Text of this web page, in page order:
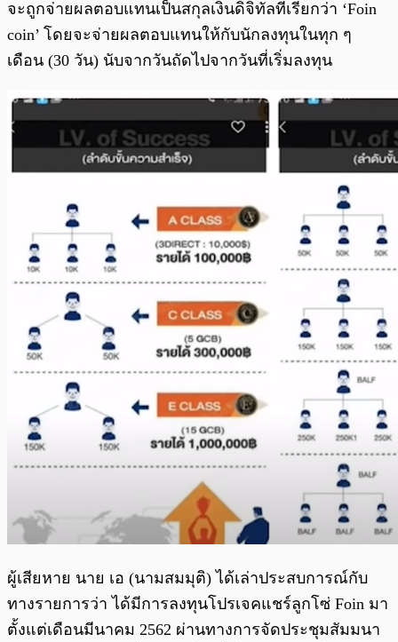
จะถูกจ่ายผลตอบแทนเป็นสกุลเงินดิจิทัลที่เรียกว่า ‘Foin
coin’ โดยจะจ่ายผลตอบแทนให้กับนักลงทุนในทุก ๆ
เดือน (30 วัน) นับจากวันถัดไปจากวันที่เริ่มลงทุน
ผู้เสียหาย นาย เอ (นามสมมุติ) ได้เล่าประสบการณ์กับ
ทางรายการว่า ได้มีการลงทุนโปรเจคแชร์ลูกโซ่ Foin มา
ตั้งแต่เดือนมีนาคม 2562 ผ่านทางการจัดประชุมสัมมนา